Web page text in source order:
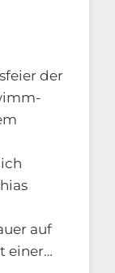
der
auf
einer…